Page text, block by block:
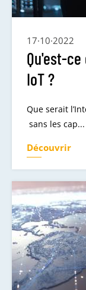
17·10·2022
Qu'est-
IoT ?
Que serait
sans les cap...
Découvrir